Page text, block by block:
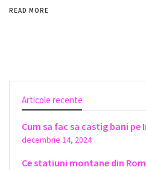
READ MORE
Articole recente
Cum sa fac sa castig bani pe
decembrie 14, 2024
Ce statiuni montane din